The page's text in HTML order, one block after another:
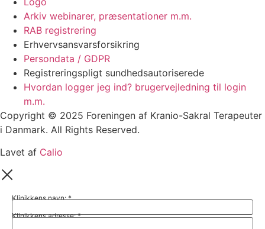
Arkiv webinarer, præsentationer m.m.
RAB registrering
Erhvervsansvarsforsikring
Persondata / GDPR
Registreringspligt sundhedsautoriserede
Hvordan logger jeg ind? brugervejledning til login
m.m.
Copyright © 2025 Foreningen af Kranio-Sakral Terapeuter
i Danmark. All Rights Reserved.
Lavet af Calio
Klinikkens navn:*
Klinikkens adresse:*